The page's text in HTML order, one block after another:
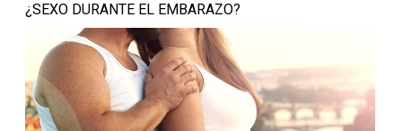
¿SEXO DURANTE EL EMBARAZO?